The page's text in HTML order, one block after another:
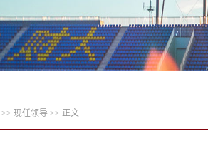
>> 现任领导 >> 正文